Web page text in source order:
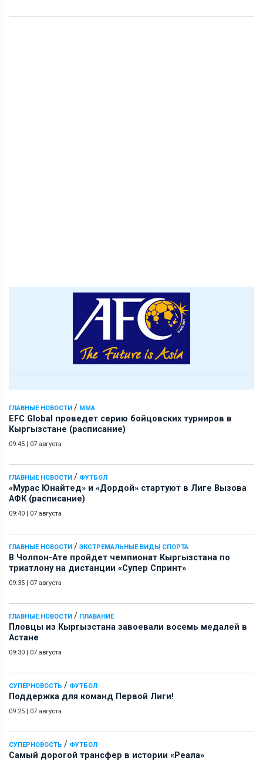
ГЛАВНЫЕ НОВОСТИ / ММА
EFC Global проведет серию бойцовских турниров в
Кыргызстане (расписание)
09:45 | 07 августа
ГЛАВНЫЕ НОВОСТИ / ФУТБОЛ
«Мурас Юнайтед» и «Дордой» стартуют в Лиге Вызова
АФК (расписание)
09:40 | 07 августа
ГЛАВНЫЕ НОВОСТИ / ЭКСТРЕМАЛЬНЫЕ ВИДЫ СПОРТА
В Чолпон-Ате пройдет чемпионат Кыргызстана по
триатлону на дистанции «Супер Спринт»
09:35 | 07 августа
ГЛАВНЫЕ НОВОСТИ / ПЛАВАНИЕ
Пловцы из Кыргызстана завоевали восемь медалей в
Астане
09:30 | 07 августа
СУПЕРНОВОСТЬ / ФУТБОЛ
Поддержка для команд Первой Лиги!
09:25 | 07 августа
СУПЕРНОВОСТЬ / ФУТБОЛ
Самый дорогой трансфер в истории «Реала»